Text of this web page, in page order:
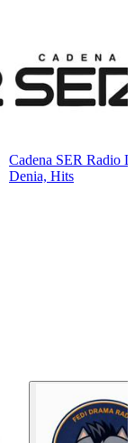
Cadena SER Radio
Denia, Hits